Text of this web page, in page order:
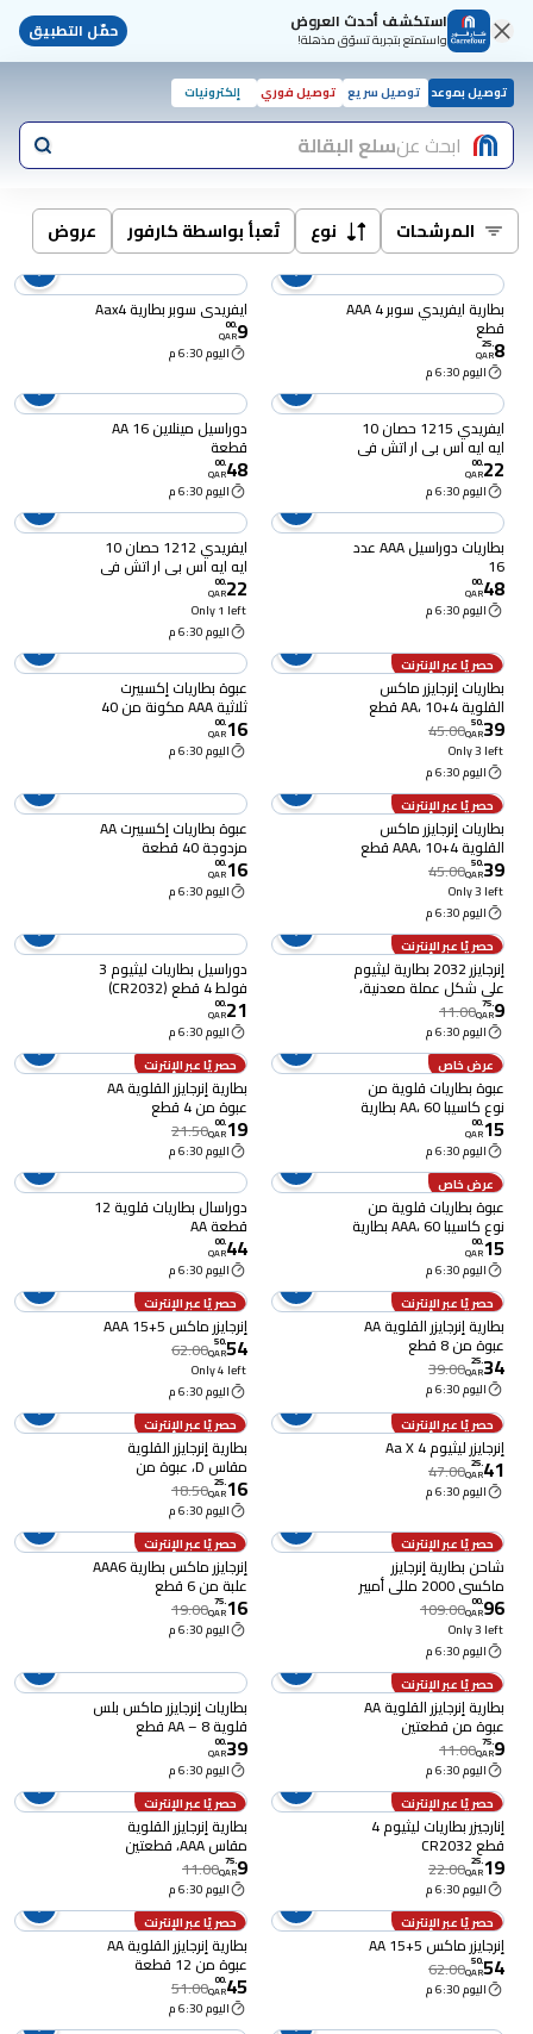
استكشف أحدث العروض
واستمتع بتجربة تسوّق مذهلة! حمّل التطبيق
توصيل بموعد توصيل سريع توصيل فوري إلكترونيات
ابحث عنسلع البقالة
المرشحات نوع تُعبأ بواسطة كارفور عروض
بطارية ايفريدي سوبر AAA 4
قطع
8
.
25
QAR
اليوم 6:30 م
ايفريدي سوبر بطارية Aax4
9
.
00
QAR
اليوم 6:30 م
ايفريدي 1215 حصان 10
ايه ايه اس بي ار اتش في
ديوتي
22
.
00
QAR
اليوم 6:30 م
دوراسيل مينلاين AA 16
قطعة
48
.
00
QAR
اليوم 6:30 م
بطاريات دوراسيل AAA عدد
16
48
.
00
QAR
اليوم 6:30 م
ايفريدي 1212 حصان 10
ايه ايه اس بي ار اتش في
ديوتي
22
.
00
QAR
Only 1 left
اليوم 6:30 م
حصريًا عبر الإنترنت
بطاريات إنرجايزر ماكس
القلوية AA، 10+4 قطع
39
.
50
QAR
45.00
Only 3 left
اليوم 6:30 م
عبوة بطاريات إكسبيرت
ثلاثية AAA مكونة من 40
قطعة
16
.
00
QAR
اليوم 6:30 م
حصريًا عبر الإنترنت
بطاريات إنرجايزر ماكس
القلوية AAA، 10+4 قطع
39
.
50
QAR
45.00
Only 3 left
اليوم 6:30 م
عبوة بطاريات إكسبيرت AA
مزدوجة 40 قطعة
16
.
00
QAR
اليوم 6:30 م
حصريًا عبر الإنترنت
إنرجايزر 2032 بطارية ليثيوم
على شكل عملة معدنية،
قطعتين
9
.
75
QAR
11.00
اليوم 6:30 م
دوراسيل بطاريات ليثيوم 3
فولط 4 قطع (CR2032)
21
.
00
QAR
اليوم 6:30 م
عرض خاص
عبوة بطاريات قلوية من
نوع كاسيبا AA، 60 بطارية
15
.
00
QAR
اليوم 6:30 م
حصريًا عبر الإنترنت
بطارية إنرجايزر القلوية AA
عبوة من 4 قطع
19
.
00
QAR
21.50
اليوم 6:30 م
عرض خاص
عبوة بطاريات قلوية من
نوع كاسيبا AAA، 60 بطارية
15
.
00
QAR
اليوم 6:30 م
دوراسال بطاريات قلوية 12
قطعة AA
44
.
00
QAR
اليوم 6:30 م
حصريًا عبر الإنترنت
بطارية إنرجايزر القلوية AA
عبوة من 8 قطع
34
.
25
QAR
39.00
اليوم 6:30 م
حصريًا عبر الإنترنت
إنرجايزر ماكس AAA 15+5
54
.
50
QAR
62.00
Only 4 left
اليوم 6:30 م
حصريًا عبر الإنترنت
إنرجايزر ليثيوم Aa X 4
41
.
25
QAR
47.00
اليوم 6:30 م
حصريًا عبر الإنترنت
بطارية إنرجايزر القلوية
مقاس D، عبوة من
قطعتين
16
.
25
QAR
18.50
اليوم 6:30 م
حصريًا عبر الإنترنت
شاحن بطارية إنرجايزر
ماكسي 2000 مللي أمبير
96
.
00
QAR
109.00
Only 3 left
اليوم 6:30 م
حصريًا عبر الإنترنت
إنرجايزر ماكس بطارية AAA6
علبة من 6 قطع
16
.
75
QAR
19.00
اليوم 6:30 م
حصريًا عبر الإنترنت
بطارية إنرجايزر القلوية AA
عبوة من قطعتين
9
.
75
QAR
11.00
اليوم 6:30 م
بطاريات إنرجايزر ماكس بلس
قلوية AA – 8 قطع
39
.
00
QAR
اليوم 6:30 م
حصريًا عبر الإنترنت
إنارجيزر بطاريات ليثيوم 4
قطع CR2032
19
.
25
QAR
22.00
اليوم 6:30 م
حصريًا عبر الإنترنت
بطارية إنرجايزر القلوية
مقاس AAA، قطعتين
9
.
75
QAR
11.00
اليوم 6:30 م
حصريًا عبر الإنترنت
إنرجايزر ماكس AA 15+5
54
.
50
QAR
62.00
اليوم 6:30 م
حصريًا عبر الإنترنت
بطارية إنرجايزر القلوية AA
عبوة من 12 قطعة
45
.
00
QAR
51.00
اليوم 6:30 م